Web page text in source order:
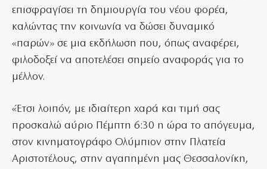
επισφραγίσει τη δημιουργία του νέου φορέα,
καλώντας την κοινωνία να δώσει δυναμικό
«παρών» σε μια εκδήλωση που, όπως αναφέρει,
φιλοδοξεί να αποτελέσει σημείο αναφοράς για το
μέλλον.
«Έτσι λοιπόν, με ιδιαίτερη χαρά και τιμή σας
προσκαλώ αύριο Πέμπτη 6:30 η ώρα το απόγευμα,
στον κινηματογράφο Ολύμπιον στην Πλατεία
Αριστοτέλους, στην αγαπημένη μας Θεσσαλονίκη,